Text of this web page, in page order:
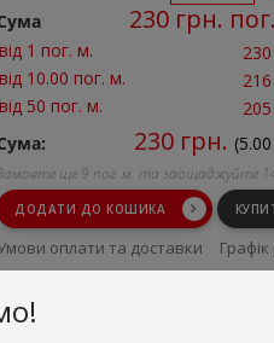
230 грн.
від 1 пог. м.
від 10.00 пог. м.
від 50 пог. м.
230 грн.
ще 9 пог. м. та заощаджуйте
ДОДАТИ ДО КОШИКА
оплати та доставки
повернення